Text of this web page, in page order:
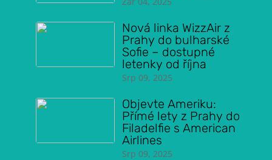
Nová linka WizzAir z
Prahy do bulharské
Sofie – dostupné
letenky od října
Srp 09, 2025
Objevte Ameriku:
Přímé lety z Prahy do
Filadelfie s American
Airlines
Srp 09, 2025